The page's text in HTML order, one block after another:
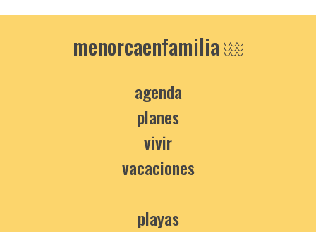
menorcaenfamilia
agenda
planes
vivir
vacaciones
playas